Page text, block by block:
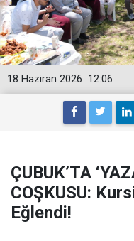
12:06
18 Haziran 2026
ÇUBUK’TA
COŞKUSU:
Eğlendi!